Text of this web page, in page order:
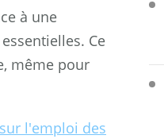
à une
Ce
même pour
l'emploi des